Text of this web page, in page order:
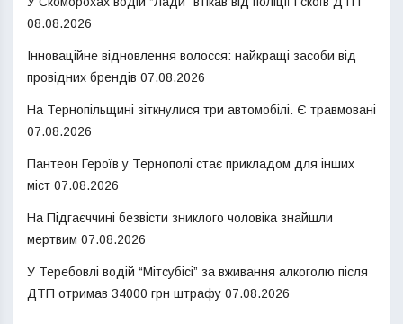
08.08.2026
Інноваційне відновлення волосся: найкращі засоби від
провідних брендів 07.08.2026
На Тернопільщині зіткнулися три автомобілі. Є травмовані
07.08.2026
Пантеон Героїв у Тернополі стає прикладом для інших
міст 07.08.2026
На Підгаєччині безвісти зниклого чоловіка знайшли
мертвим 07.08.2026
У Теребовлі водій “Мітсубісі” за вживання алкоголю після
ДТП отримав 34000 грн штрафу 07.08.2026